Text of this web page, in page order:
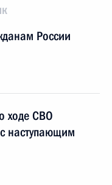
России
ходе СВО
наступающим